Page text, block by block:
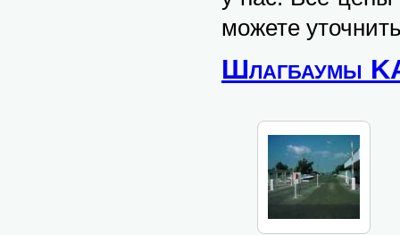
можете
Шлагбаумы